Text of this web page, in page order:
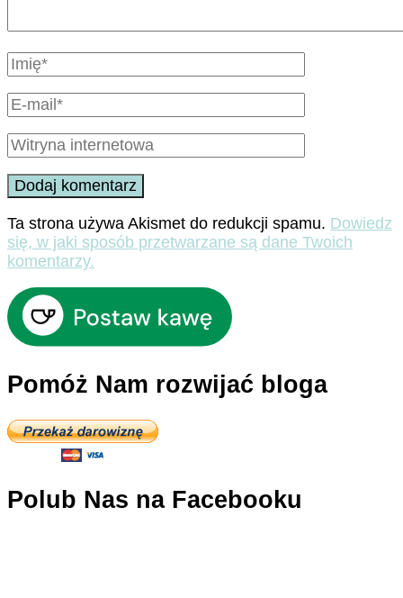
Ta strona używa Akismet do redukcji spamu. Dowiedz
się, w jaki sposób przetwarzane są dane Twoich
komentarzy.
Pomóż Nam rozwijać bloga
Polub Nas na Facebooku